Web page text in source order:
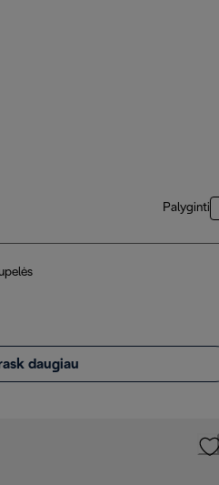
Palyginti
daugiau